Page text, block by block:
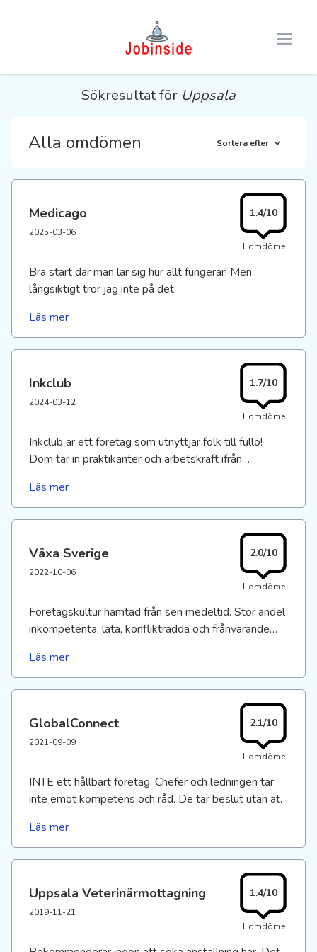
Open
Sökresultat för Uppsala
Alla omdömen Sortera efter
Medicago
2025-03-06
1.4/10
1 omdöme
Bra start där man lär sig hur allt fungerar! Men
långsiktigt tror jag inte på det.
Läs mer
Inkclub
2024-03-12
1.7/10
1 omdöme
Inkclub är ett företag som utnyttjar folk till fullo!
Dom tar in praktikanter och arbetskraft ifrån
behöver betala ut hela lönen, sen gör msn sig av
med dom efter ett år. Lagret har mögel, dålig
Ingetvföretag att;rekomendera som arbetdgivare!
Läs mer
Växa Sverige
2022-10-06
2.0/10
1 omdöme
Företagskultur hämtad från sen medeltid. Stor andel
inkompetenta, lata, konflikträdda och frånvarande
möten med varandra 1-2 ggr i v. Vi har möte med vår
chef 3-4 ggr/år. Möte med varandra får vi ha 1 gång
Läs mer
GlobalConnect
2021-09-09
2.1/10
1 omdöme
INTE ett hållbart företag. Chefer och ledningen tar
inte emot kompetens och råd. De tar beslut utan att
för att kompetenta ska ta plats. Jobbade för länge.
Skönt att man inte är kvar.
Läs mer
Uppsala Veterinärmottagning
2019-11-21
1.4/10
1 omdöme